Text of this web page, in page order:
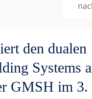
den dualen
Systems
GMSH im 3.